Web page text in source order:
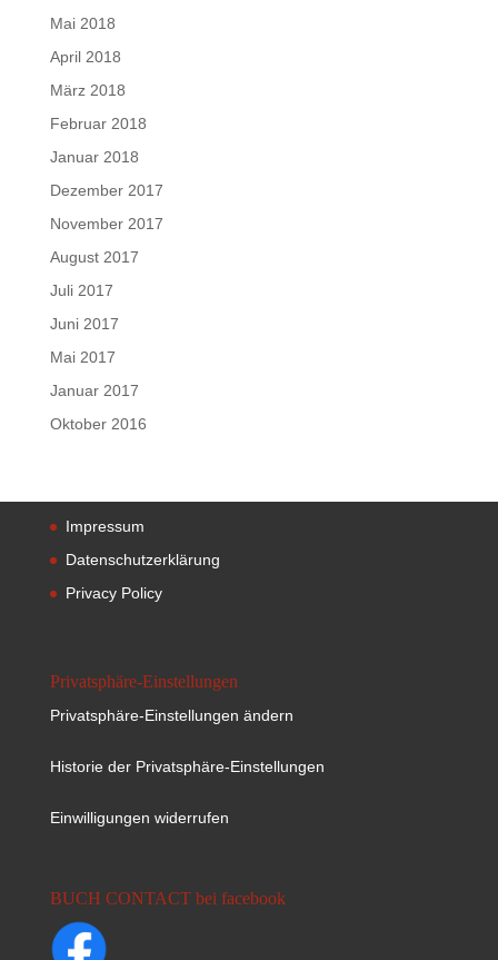
Mai 2018
April 2018
März 2018
Februar 2018
Januar 2018
Dezember 2017
November 2017
August 2017
Juli 2017
Juni 2017
Mai 2017
Januar 2017
Oktober 2016
Impressum
Datenschutzerklärung
Privacy Policy
Privatsphäre-Einstellungen
Privatsphäre-Einstellungen ändern
Historie der Privatsphäre-Einstellungen
Einwilligungen widerrufen
BUCH CONTACT bei facebook